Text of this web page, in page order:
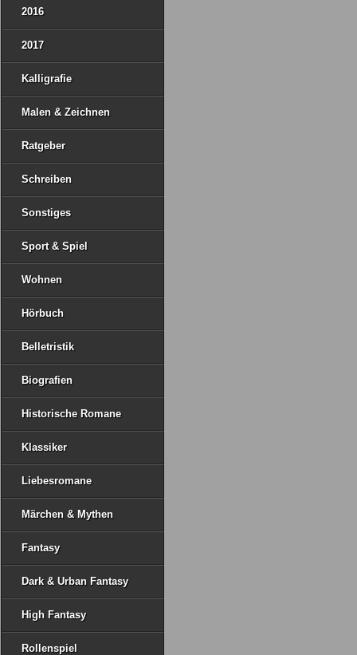
2016
2017
Kalligrafie
Malen & Zeichnen
Ratgeber
Schreiben
Sonstiges
Sport & Spiel
Wohnen
Hörbuch
Belletristik
Biografien
Historische Romane
Klassiker
Liebesromane
Märchen & Mythen
Fantasy
Dark & Urban Fantasy
High Fantasy
Rollenspiel